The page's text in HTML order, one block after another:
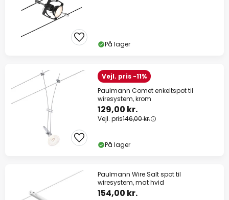
På lager
Vejl. pris -11%
Paulmann Comet enkeltspot til
wiresystem, krom
129,00 kr.
Vejl. pris146,00 kr.
På lager
Paulmann Wire Salt spot til
wiresystem, mat hvid
154,00 kr.